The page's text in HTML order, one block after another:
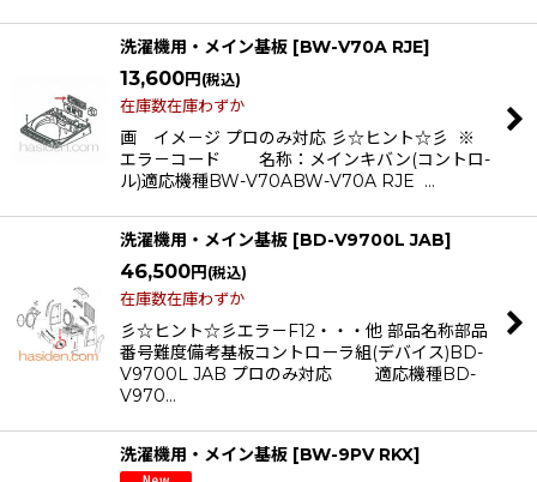
洗濯機用・メイン基板 [BW-V70A RJE]
13,600円 (税込)
在庫数在庫わずか
画 イメ－ジ プロのみ対応 彡☆ヒント☆彡 ※
エラ－コード 名称：メインキバン(コントロ-
ル)適応機種BW-V70ABW-V70A RJE …
洗濯機用・メイン基板 [BD-V9700L JAB]
46,500円 (税込)
在庫数在庫わずか
彡☆ヒント☆彡エラ－F12・・・他 部品名称部品
番号難度備考基板コントローラ組(デバイス)BD-
V9700L JAB プロのみ対応 適応機種BD-
V970…
洗濯機用・メイン基板 [BW-9PV RKX]